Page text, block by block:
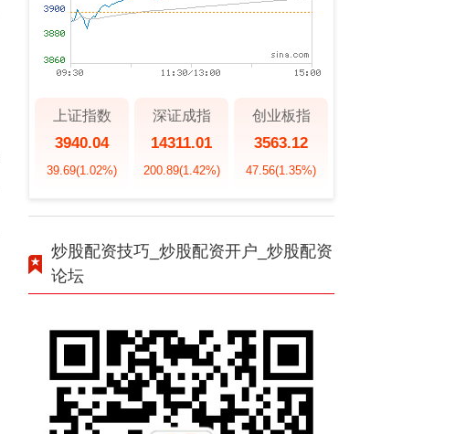
上证指数
3940.04
39.69(1.02%)
深证成指
14311.01
200.89(1.42%)
创业板指
3563.12
47.56(1.35%)
炒股配资技巧_炒股配资开户_炒股配资
论坛